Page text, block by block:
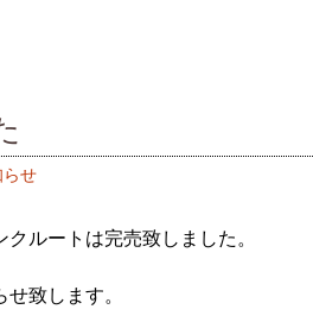
らせ
ルートは完売致しました。
致します。